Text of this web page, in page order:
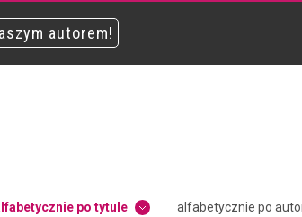
autorem!
po tytule alfabetycznie po